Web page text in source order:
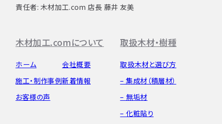
責任者: 木材加工.com 店長 藤井 友美
木材加工.comについて
ホーム
施工・制作事例
お客様の声
会社概要
新着情報
取扱木材・樹種
取扱木材と選び方
– 集成材（積層材）
– 無垢材
– 化粧貼り